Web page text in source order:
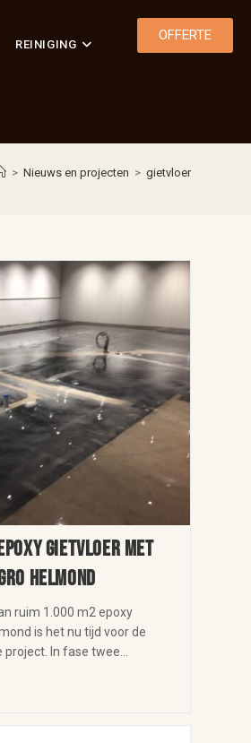
REINIGING
OFFERTE
> Nieuws en projecten > gietvloer
gietvloer met
Helmond
ruim 1.000 m2 epoxy
is het nu tijd voor de
In fase twee…